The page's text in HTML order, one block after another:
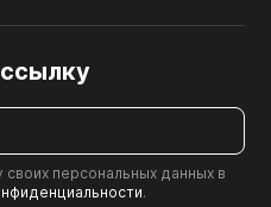
персональных данных в
.